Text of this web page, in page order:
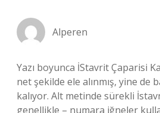
Alperen
Yazı boyunca İStavrit Çaparisi
net şekilde ele alınmış, yine de
kalıyor. Alt metinde sürekli
genellikle – numara iğneler